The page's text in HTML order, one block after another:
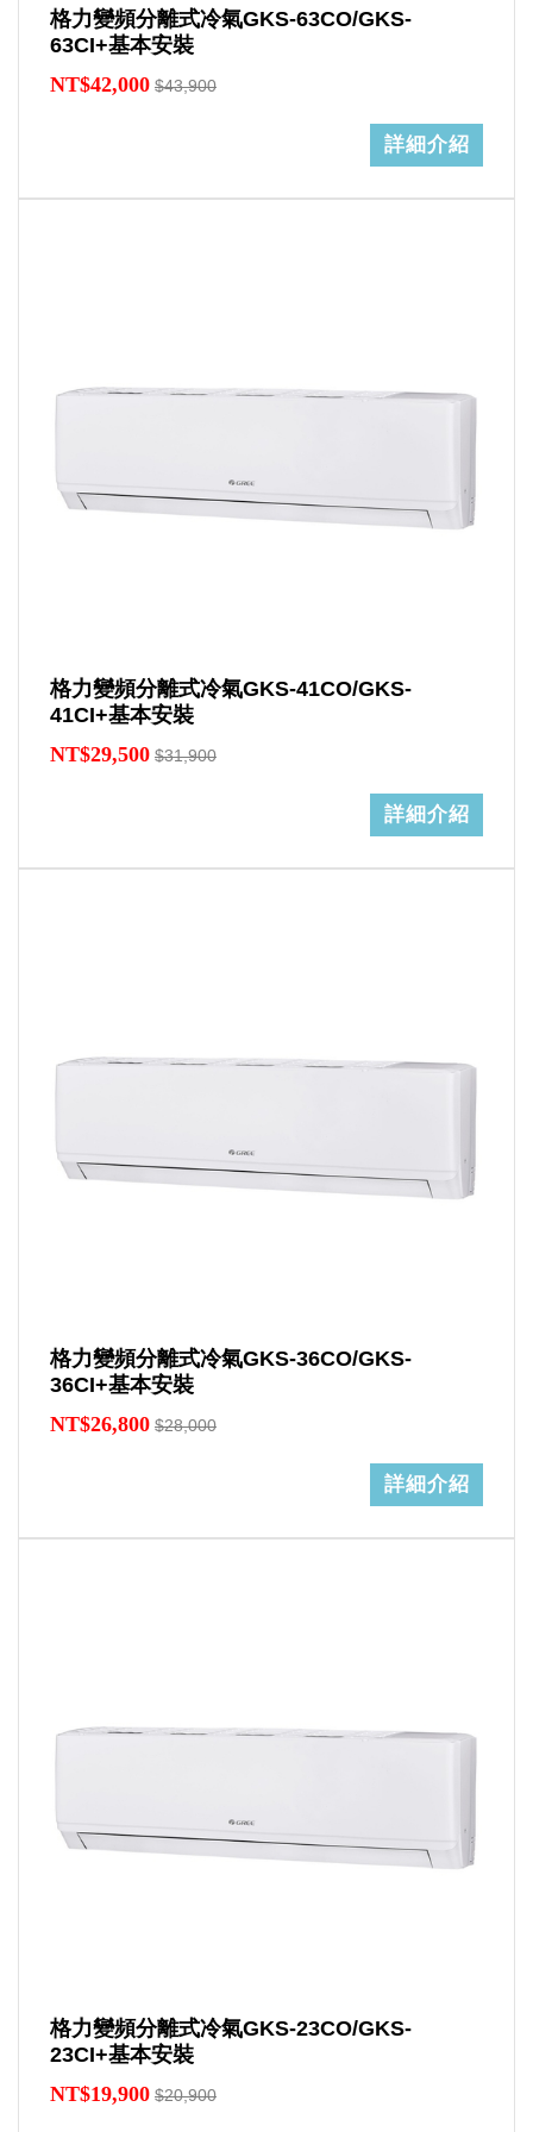
格力變頻分離式冷氣GKS-63CO/GKS-
63CI+基本安裝
NT$42,000 $43,900
詳細介紹
格力變頻分離式冷氣GKS-41CO/GKS-
41CI+基本安裝
NT$29,500 $31,900
詳細介紹
格力變頻分離式冷氣GKS-36CO/GKS-
36CI+基本安裝
NT$26,800 $28,000
詳細介紹
格力變頻分離式冷氣GKS-23CO/GKS-
23CI+基本安裝
NT$19,900 $20,900